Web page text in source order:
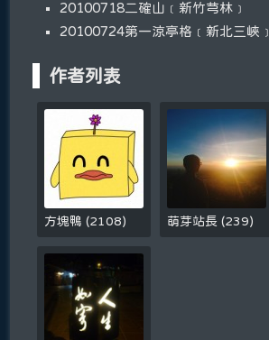
20100718二確山﹝新竹芎林﹞
20100724第一涼亭格﹝新北三峽﹞
作者列表
方塊鴨(2108) 萌芽站長(239)